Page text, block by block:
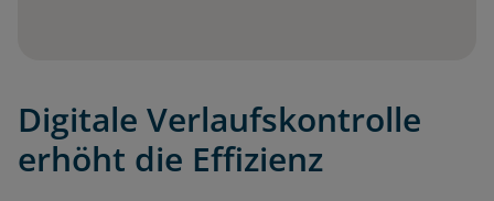
Digitale Verlaufskontrolle
erhöht die Effizienz